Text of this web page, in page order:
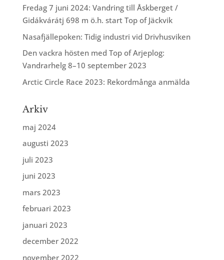
Fredag 7 juni 2024: Vandring till Åskberget /
Gidákvárátj 698 m ö.h. start Top of Jäckvik
Nasafjällepoken: Tidig industri vid Drivhusviken
Den vackra hösten med Top of Arjeplog:
Vandrarhelg 8–10 september 2023
Arctic Circle Race 2023: Rekordmånga anmälda
Arkiv
maj 2024
augusti 2023
juli 2023
juni 2023
mars 2023
februari 2023
januari 2023
december 2022
november 2022